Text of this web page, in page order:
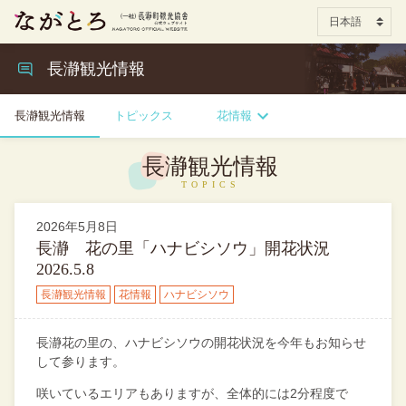
長瀞観光情報
長瀞観光情報 トピックス 花情報
長瀞観光情報
2026年5月8日
長瀞 花の里「ハナビシソウ」開花状況
2026.5.8
長瀞観光情報 花情報 ハナビシソウ
長瀞花の里の、ハナビシソウの開花状況を今年もお知らせ
して参ります。
咲いているエリアもありますが、全体的には2分程度で